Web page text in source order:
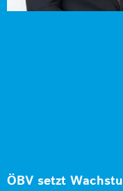
ÖBV setzt